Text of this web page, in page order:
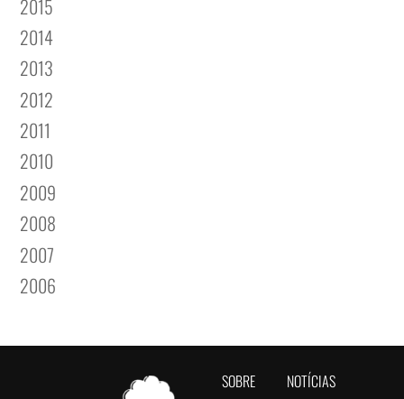
2014
2013
2012
2011
2010
2009
2008
2007
2006
SOBRE
NOTÍCIAS